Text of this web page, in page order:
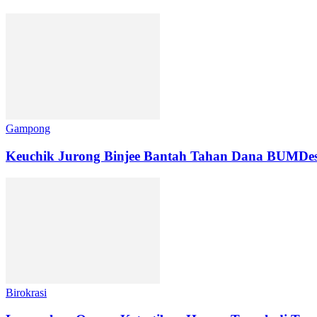
Gampong
Keuchik Jurong Binjee Bantah Tahan Dana
Birokrasi